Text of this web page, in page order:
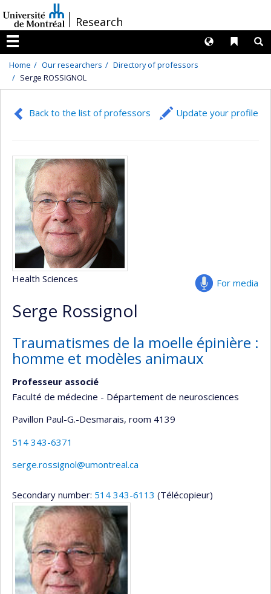
au
contenu
/Research
Menu
Liens
Langues
Home Our researchers
Directory of professors
Serge ROSSIGNOL
Back to the list of professors Update your profile
For media
Health Sciences
Serge Rossignol
Traumatismes de la moelle épinière :
homme et modèles animaux
Professeur associé
Faculté de médecine - Département de neurosciences
Pavillon Paul-G.-Desmarais, room 4139
514 343-6371
serge.rossignol@umontreal.ca
Secondary number: 514 343-6113 (Télécopieur)
Media